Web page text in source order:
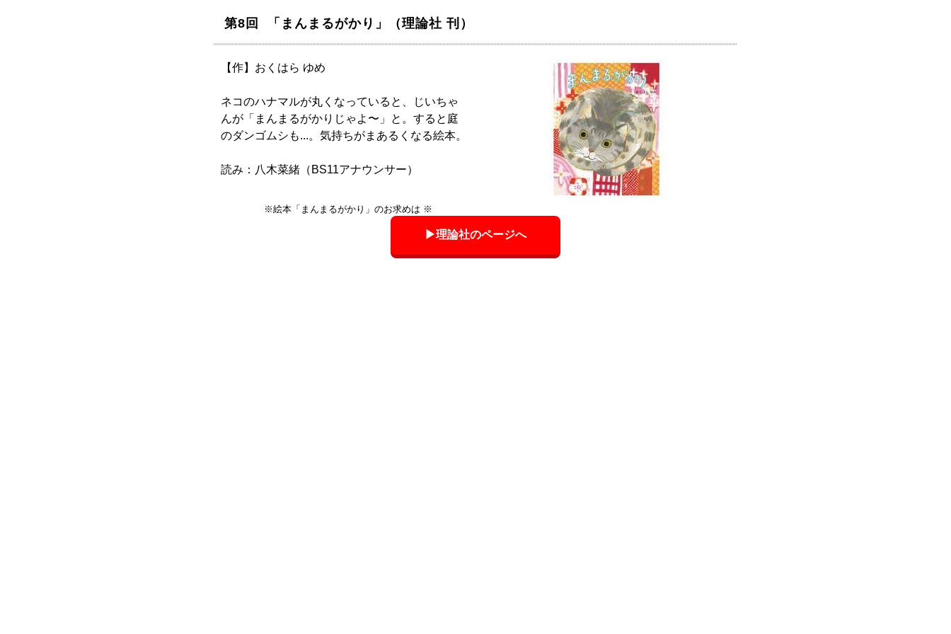
第8回 「まんまるがかり」（理論社 刊）
【作】おくはら ゆめ
ネコのハナマルが丸くなっていると、じいちゃ
んが「まんまるがかりじゃよ〜」と。すると庭
のダンゴムシも...。気持ちがまあるくなる絵本。
読み：八木菜緒（BS11アナウンサー）
※絵本「まんまるがかり」のお求めは ※
▶理論社のページへ